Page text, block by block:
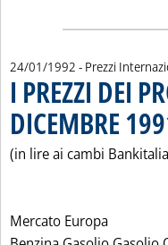
24/01/1992 - Prezzi
I PREZZI DEI
DICEMBRE
(in lire ai cambi
Mercato Europa